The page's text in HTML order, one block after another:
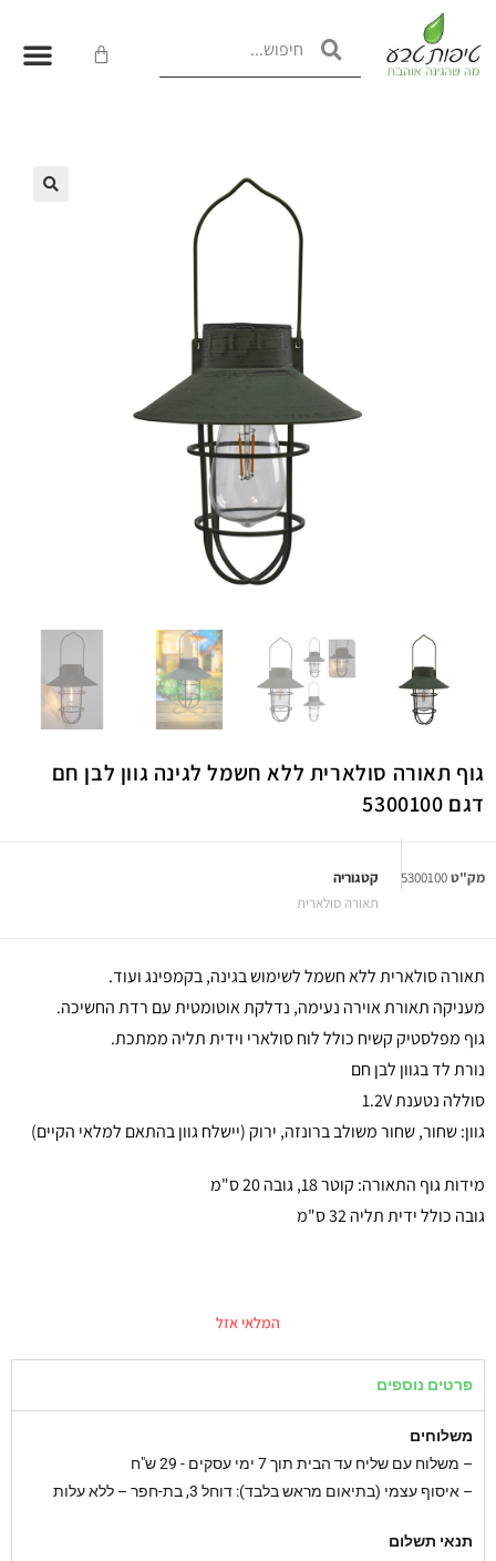
גוף תאורה סולארית ללא חשמל לגינה גוון לבן חם
דגם 5300100
מק"ט5300100
קטגוריה
תאורה סולארית
תאורה סולארית ללא חשמל לשימוש בגינה, בקמפינג ועוד.
מעניקה תאורת אוירה נעימה, נדלקת אוטומטית עם רדת החשיכה.
גוף מפלסטיק קשיח כולל לוח סולארי וידית תליה ממתכת.
נורת לד בגוון לבן חם
סוללה נטענת 1.2V
גוון: שחור, שחור משולב ברונזה, ירוק (יישלח גוון בהתאם למלאי הקיים)
מידות גוף התאורה: קוטר 18, גובה 20 ס"מ
גובה כולל ידית תליה 32 ס"מ
המלאי אזל
פרטים נוספים
משלוחים
– משלוח עם שליח עד הבית תוך 7 ימי עסקים - 29 ש"ח
– איסוף עצמי (בתיאום מראש בלבד): דוחל 3, בת-חפר – ללא עלות
תנאי תשלום